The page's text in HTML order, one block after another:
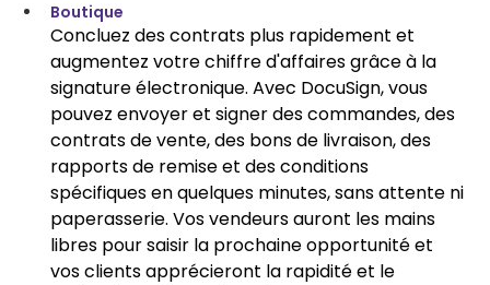
Boutique
Concluez des contrats plus rapidement et
augmentez votre chiffre d'affaires grâce à la
signature électronique. Avec DocuSign, vous
pouvez envoyer et signer des commandes, des
contrats de vente, des bons de livraison, des
rapports de remise et des conditions
spécifiques en quelques minutes, sans attente ni
paperasserie. Vos vendeurs auront les mains
libres pour saisir la prochaine opportunité et
vos clients apprécieront la rapidité et le